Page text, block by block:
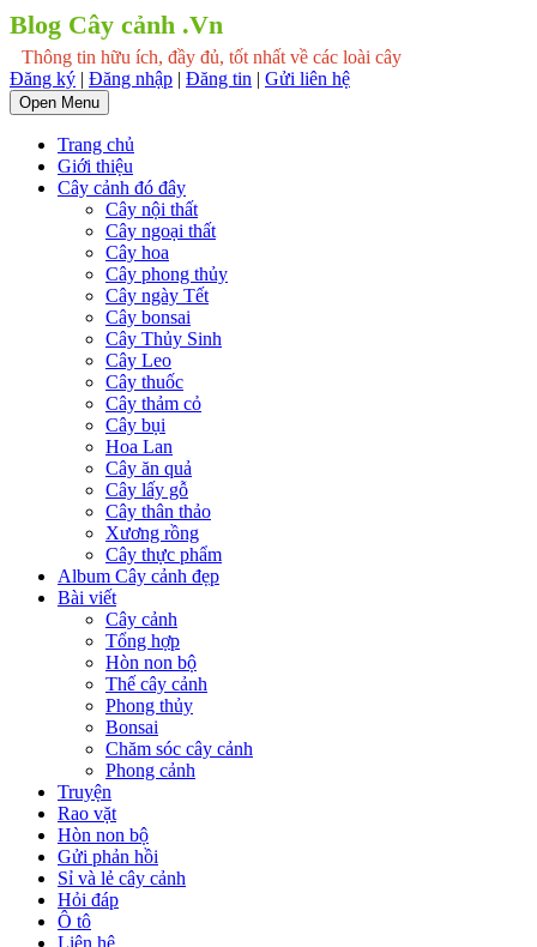
Blog Cây cảnh .Vn
Thông tin hữu ích, đầy đủ, tốt nhất về các loài cây
Đăng ký | Đăng nhập | Đăng tin | Gửi liên hệ
Open Menu
Trang chủ
Giới thiệu
Cây cảnh đó đây
Cây nội thất
Cây ngoại thất
Cây hoa
Cây phong thủy
Cây ngày Tết
Cây bonsai
Cây Thủy Sinh
Cây Leo
Cây thuốc
Cây thảm cỏ
Cây bụi
Hoa Lan
Cây ăn quả
Cây lấy gỗ
Cây thân thảo
Xương rồng
Cây thực phẩm
Album Cây cảnh đẹp
Bài viết
Cây cảnh
Tổng hợp
Hòn non bộ
Thế cây cảnh
Phong thủy
Bonsai
Chăm sóc cây cảnh
Phong cảnh
Truyện
Rao vặt
Hòn non bộ
Gửi phản hồi
Sỉ và lẻ cây cảnh
Hỏi đáp
Ô tô
Liên hệ